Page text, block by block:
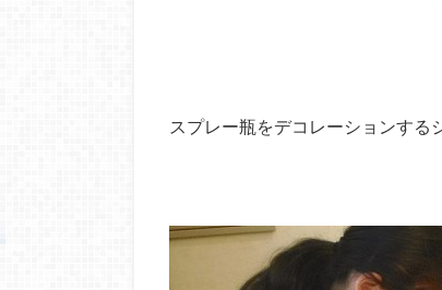
スプレー瓶をデコレーションす